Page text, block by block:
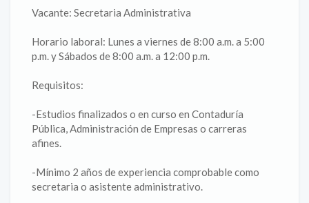
Vacante: Secretaria Administrativa
Horario laboral: Lunes a viernes de 8:00 a.m. a 5:00
p.m. y Sábados de 8:00 a.m. a 12:00 p.m.
Requisitos:
-Estudios finalizados o en curso en Contaduría
Pública, Administración de Empresas o carreras
afines.
-Mínimo 2 años de experiencia comprobable como
secretaria o asistente administrativo.